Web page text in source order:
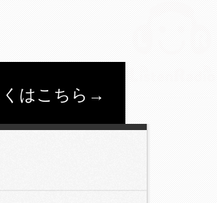
くはこちら→